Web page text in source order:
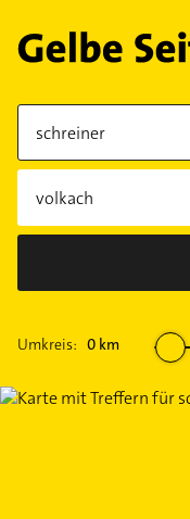
Umkreis: 0 km